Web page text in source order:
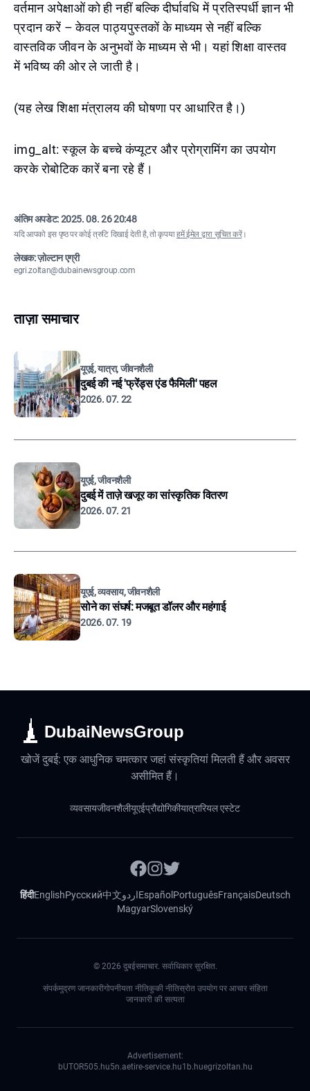
वर्तमान अपेक्षाओं को ही नहीं बल्कि दीर्घावधि में प्रतिस्पर्धी ज्ञान भी
प्रदान करें – केवल पाठ्यपुस्तकों के माध्यम से नहीं बल्कि
वास्तविक जीवन के अनुभवों के माध्यम से भी। यहां शिक्षा वास्तव
में भविष्य की ओर ले जाती है।
(यह लेख शिक्षा मंत्रालय की घोषणा पर आधारित है।)
img_alt: स्कूल के बच्चे कंप्यूटर और प्रोग्रामिंग का उपयोग
करके रोबोटिक कारें बना रहे हैं।
अंतिम अपडेट:2025. 08. 26 20:48
यदि आपको इस पृष्ठ पर कोई त्रुटि दिखाई देती है, तो कृपयाहमें ईमेल द्वारा सूचित करें।
लेखक: ज़ोल्टान एग्री
egri.zoltan@dubainewsgroup.com
ताज़ा समाचार
यूएई, यात्रा, जीवनशैली
दुबई की नई 'फ्रेंड्स एंड फैमिली' पहल
2026. 07. 22
यूएई, जीवनशैली
दुबई में ताज़े खजूर का सांस्कृतिक वितरण
2026. 07. 21
यूएई, व्यवसाय, जीवनशैली
सोने का संघर्ष: मजबूत डॉलर और महंगाई
2026. 07. 19
DubaiNewsGroup
खोजें दुबई: एक आधुनिक चमत्कार जहां संस्कृतियां मिलती हैं और अवसर
असीमित हैं।
व्यवसायजीवनशैलीयूएईप्रौद्योगिकीयात्रारियल एस्टेट
हिंदीEnglishРусский中文اردوEspañol PortuguêsFrançaisDeutsch
MagyarSlovenský
© 2026 दुबईसमाचार. सर्वाधिकार सुरक्षित.
संपर्कमुद्रण जानकारीगोपनीयता नीतिकुकी नीतिस्रोत उपयोग पर आचार संहिता
जानकारी की सत्यता
Advertisement:
bUTOR505.hu5n.aetire-service.hu1b.huegrizoltan.hu